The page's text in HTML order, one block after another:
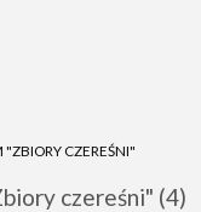
CZEREŚNI"
czereśni" (4)